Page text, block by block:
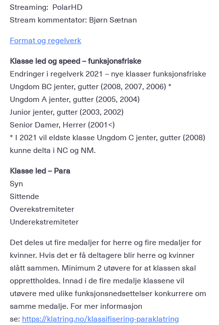
Streaming: PolarHD
Stream kommentator: Bjørn Sætnan
Format og regelverk
Klasse led og speed – funksjonsfriske
Endringer i regelverk 2021 – nye klasser funksjonsfriske
Ungdom BC jenter, gutter (2008, 2007, 2006) *
Ungdom A jenter, gutter (2005, 2004)
Junior jenter, gutter (2003, 2002)
Senior Damer, Herrer (2001<)
* I 2021 vil eldste klasse Ungdom C jenter, gutter (2008)
kunne delta i NC og NM.
Klasse led – Para
Syn
Sittende
Overekstremiteter
Underekstremiteter
Det deles ut fire medaljer for herre og fire medaljer for
kvinner. Hvis det er få deltagere blir herre og kvinner
slått sammen. Minimum 2 utøvere for at klassen skal
opprettholdes. Innad i de fire medalje klassene vil
utøvere med ulike funksjonsnedsettelser konkurrere om
samme medalje. For mer informasjon
se: https://klatring.no/klassifisering-paraklatring